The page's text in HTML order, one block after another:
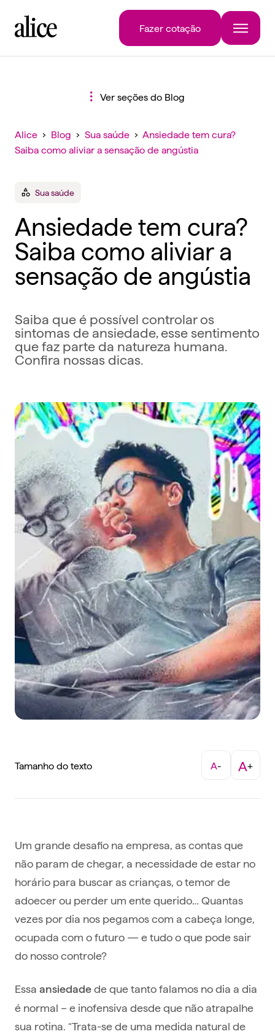
Fazer cotação
Ver seções do Blog
Alice › Blog › Sua saúde › Ansiedade tem cura?
Saiba como aliviar a sensação de angústia
Sua saúde
Ansiedade tem cura?
Saiba como aliviar a
sensação de angústia
Saiba que é possível controlar os
sintomas de ansiedade, esse sentimento
que faz parte da natureza humana.
Confira nossas dicas.
Tamanho do texto A- A+
Um grande desafio na empresa, as contas que
não param de chegar, a necessidade de estar no
horário para buscar as crianças, o temor de
adoecer ou perder um ente querido… Quantas
vezes por dia nos pegamos com a cabeça longe,
ocupada com o futuro — e tudo o que pode sair
do nosso controle?
Essa ansiedade de que tanto falamos no dia a dia
é normal – e inofensiva desde que não atrapalhe
sua rotina. “Trata-se de uma medida natural de